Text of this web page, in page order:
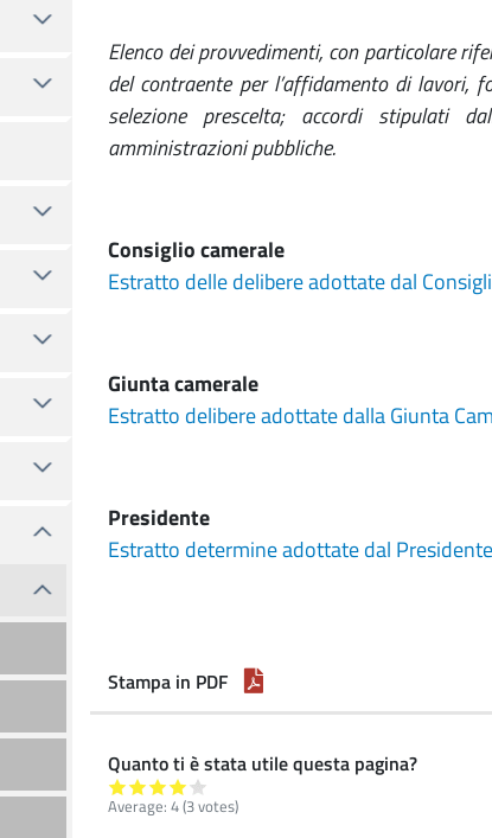
Elenco dei provvedimenti, con particolare
del contraente per l’affidamento di lavori,
selezione prescelta; accordi stipulati
amministrazioni pubbliche.
Consiglio camerale
Estratto delle delibere adottate dal
Giunta camerale
Estratto delibere adottate dalla Giunta
Presidente
Estratto determine adottate dal
Stampa in PDF
Quanto ti è stata utile questa pagina?
Average: 4(3votes)